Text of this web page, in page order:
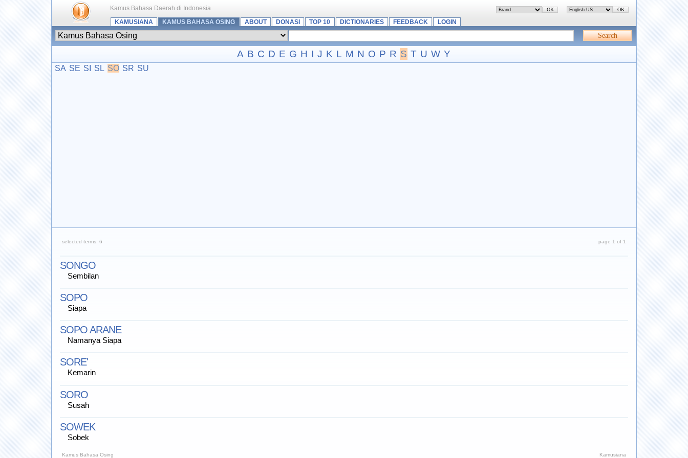
Kamus Bahasa Daerah di Indonesia
KAMUSIANA
KAMUS BAHASA OSING ABOUT DONASI TOP 10 DICTIONARIES FEEDBACK LOGIN
A B C D E G H I J K L M N O P R S T U W Y
SA SE SI SL SO SR SU
selected terms: 6 page 1 of 1
SONGO
Sembilan
SOPO
Siapa
SOPO ARANE
Namanya Siapa
SORE'
Kemarin
SORO
Susah
SOWEK
Sobek
Kamus Bahasa Osing Kamusiana